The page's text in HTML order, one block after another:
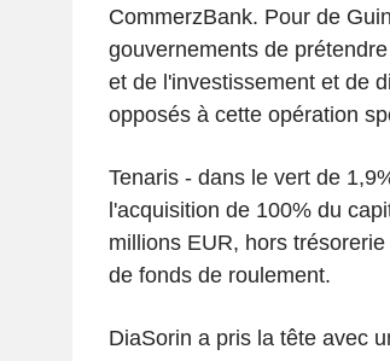
CommerzBank. Pour de
gouvernements de
et de l'investissement et de
opposés à cette opération
Tenaris - dans le vert de
l'acquisition de 100% du
millions EUR, hors
de fonds de roulement.
DiaSorin a pris la tête avec